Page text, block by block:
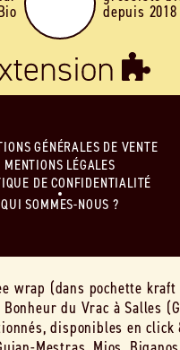
depuis 2018
GÉNÉRALES DE VENTE
MENTIONS LÉGALES
DE CONFIDENTIALITÉ
QUI SOMMES-NOUS ?
wrap (dans pochette
Bonheur du Vrac à Salles
disponibles en click